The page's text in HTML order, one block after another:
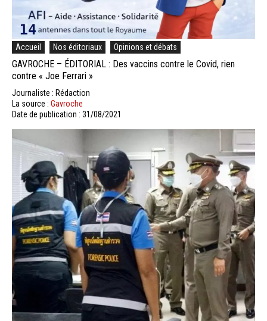
Accueil Nos éditoriaux Opinions et débats
GAVROCHE – ÉDITORIAL : Des vaccins contre le Covid, rien
contre « Joe Ferrari »
Journaliste : Rédaction
La source : Gavroche
Date de publication : 31/08/2021